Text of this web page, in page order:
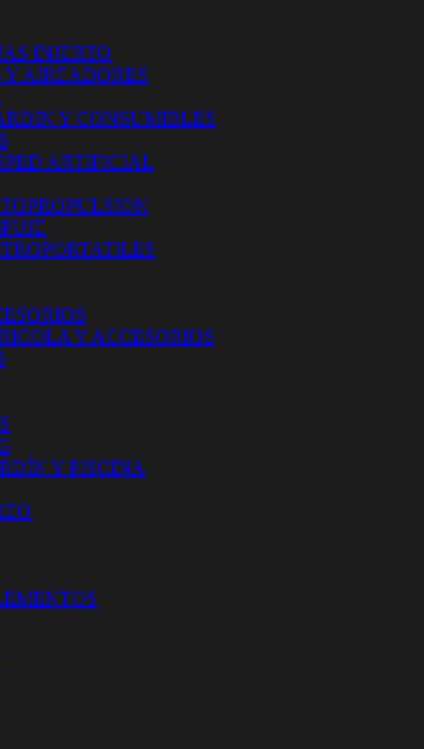
INJERTO
AIREADORES
Y CONSUMIBLES
ARTIFICIAL
Y ACCESORIOS
Y PISCINA